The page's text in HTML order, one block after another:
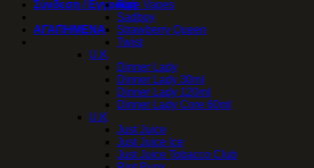
Σύνδεση / Εγγραφή
ΑΓΑΠΗΜΕΝΑ
Ripe Vapes
Sadboy
Strawberry Queen
Twist
U.K
Dinner Lady
Dinner Lady 30ml
Dinner Lady 120ml
Dinner Lady Core 60ml
U.K
Just Juice
Just Juice Ice
Just Juice Tobacco Club